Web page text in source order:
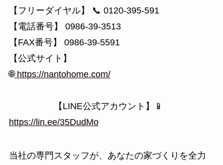
【フリーダイヤル】 📞 0120-395-591
【電話番号】 0986-39-3513
【FAX番号】 0986-39-5591
【公式サイト】
🌐https://nantohome.com/
【LINE公式アカウント】📱
https://lin.ee/35DudMo
当社の専門スタッフが、あなたの家づくりを全力